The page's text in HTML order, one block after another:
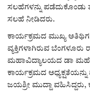
ಸಲಹೆಗಳನ್ನು ಪಡೆದುಕೊಂಡು
ಸಲಹೆ ನೀಡಿದರು.
ಕಾರ್ಯಕ್ರಮದ ಮುಖ್ಯ
ವ್ಯಕ್ತಿಗಳಾಗಿರುವ ಬೆಂಗಳೂರು
ಮಹಾವಿದ್ಯಾಲಯದ ಡಾ
ಕಾರ್ಯಕ್ರಮದ
ಜಯಶ್ರೀ ಮುದ್ದಾ